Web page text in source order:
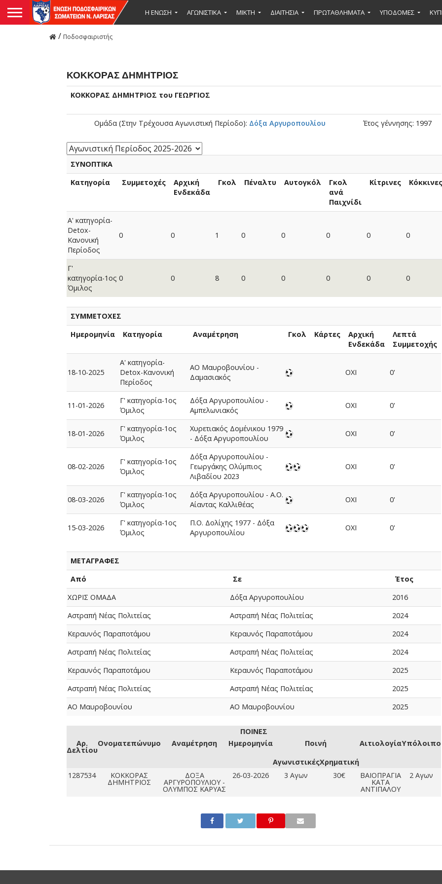
Η ΕΝΩΣΗ ΑΓΩΝΙΣΤΙΚΑ ΜΙΚΤΉ ΔΙΑΙΤΗΣΙΑ ΠΡΩΤΑΘΛΗΜΑΤΑ ΥΠΟΔΟΜΕΣ
/ Ποδοσφαιριστής
ΚΟΚΚΟΡΑΣ ΔΗΜΗΤΡΙΟΣ
ΚΟΚΚΟΡΑΣ ΔΗΜΗΤΡΙΟΣ του ΓΕΩΡΓΙΟΣ
Ομάδα (Στην Τρέχουσα Αγωνιστική Περίοδο): Δόξα Αργυροπουλίου Έτος γέννησης: 1997
ΣΥΝΟΠΤΙΚΑ
Κατηγορία
Συμμετοχές
Αρχική
Ενδεκάδα
Γκολ Πέναλτυ Αυτογκόλ
Γκολ
ανά
Παιχνίδι
Κίτρινες Κόκκινες
Α' κατηγορία-
Detox-
Κανονική
Περίοδος
0 0 1 0 0 0 0 0
Γ'
κατηγορία-1ος
Όμιλος
0 0 8 0 0 0 0 0
ΣΥΜΜΕΤΟΧΕΣ
Ημερομηνία
Κατηγορία Αναμέτρηση Γκολ Κάρτες
Αρχική
Ενδεκάδα
Λεπτά
Συμμετοχής
18-10-2025
Α' κατηγορία-
Detox-Κανονική
Περίοδος
ΑΟ Μαυροβουνίου -
Δαμασιακός
ΟΧΙ 0'
11-01-2026
Γ' κατηγορία-1ος
Όμιλος
Δόξα Αργυροπουλίου -
Αμπελωνιακός
ΟΧΙ 0'
18-01-2026
Γ' κατηγορία-1ος
Όμιλος
Χυρετιακός Δομένικου 1979
- Δόξα Αργυροπουλίου
ΟΧΙ 0'
08-02-2026
Γ' κατηγορία-1ος
Όμιλος
Δόξα Αργυροπουλίου -
Γεωργάκης Ολύμπιος
Λιβαδίου 2023
ΟΧΙ 0'
08-03-2026
Γ' κατηγορία-1ος
Όμιλος
Δόξα Αργυροπουλίου - Α.Ο.
Αίαντας Καλλιθέας
ΟΧΙ 0'
15-03-2026
Γ' κατηγορία-1ος
Όμιλος
Π.Ο. Δολίχης 1977 - Δόξα
Αργυροπουλίου
ΟΧΙ 0'
ΜΕΤΑΓΡΑΦΕΣ
Από
Σε
Έτος
ΧΩΡΙΣ ΟΜΑΔΑ
Δόξα Αργυροπουλίου
2016
Αστραπή Νέας Πολιτείας
Αστραπή Νέας Πολιτείας
2024
Κεραυνός Παραποτάμου
Κεραυνός Παραποτάμου
2024
Αστραπή Νέας Πολιτείας
Αστραπή Νέας Πολιτείας
2024
Κεραυνός Παραποτάμου
Κεραυνός Παραποτάμου
2025
Αστραπή Νέας Πολιτείας
Αστραπή Νέας Πολιτείας
2025
ΑΟ Μαυροβουνίου
ΑΟ Μαυροβουνίου 2025
ΠΟΙΝΕΣ
Αρ.
Δελτίου
Ονοματεπώνυμο Αναμέτρηση Ημερομηνία Ποινή ΑιτιολογίαΥπόλοιπο
ΑγωνιστικέςΧρηματική
1287534
ΚΟΚΚΟΡΑΣ
ΔΗΜΗΤΡΙΟΣ
ΔΟΞΑ
ΑΡΓΥΡΟΠΟΥΛΙΟΥ -
ΟΛΥΜΠΟΣ ΚΑΡΥΑΣ
26-03-2026 3 Αγων 30€ ΒΑΙΟΠΡΑΓΙΑ
ΚΑΤΑ
ΑΝΤΙΠΑΛΟΥ
2 Αγων